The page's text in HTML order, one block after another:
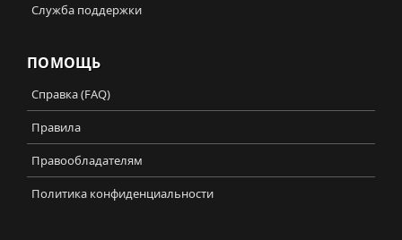
Служба поддержки
ПОМОЩЬ
Справка (FAQ)
Правила
Правообладателям
Политика конфиденциальности